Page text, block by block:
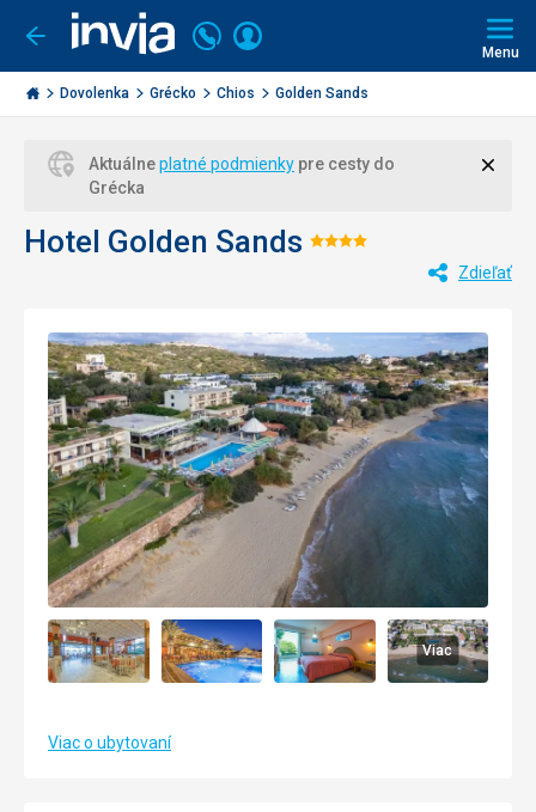
Ísť
späť
Invia.sk
Volajte
+421
2
3221
Prihlásiť
Menu
Dovolenka Grécko Chios Golden Sands
Aktuálneplatné podmienky pre cesty do
Grécka
Hotel Golden Sands Hodnotenie:
Zdieľať
Viac
Viac o ubytovaní